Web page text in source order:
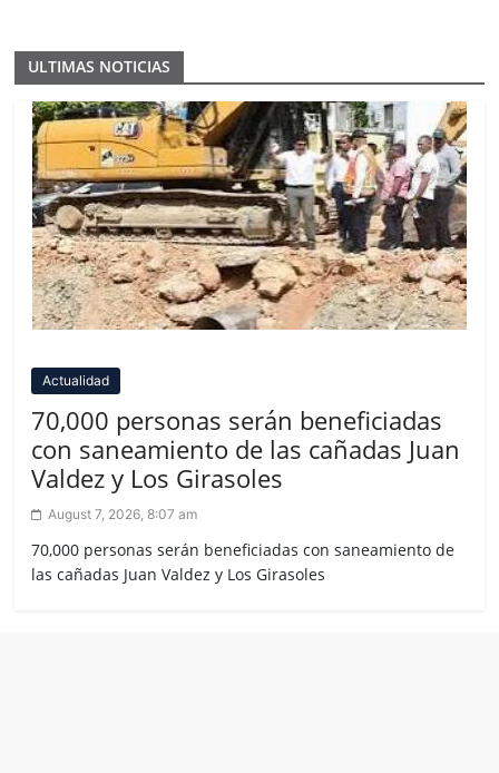
ULTIMAS NOTICIAS
Actualidad
70,000 personas serán beneficiadas
con saneamiento de las cañadas Juan
Valdez y Los Girasoles
August 7, 2026, 8:07 am
70,000 personas serán beneficiadas con saneamiento de
las cañadas Juan Valdez y Los Girasoles